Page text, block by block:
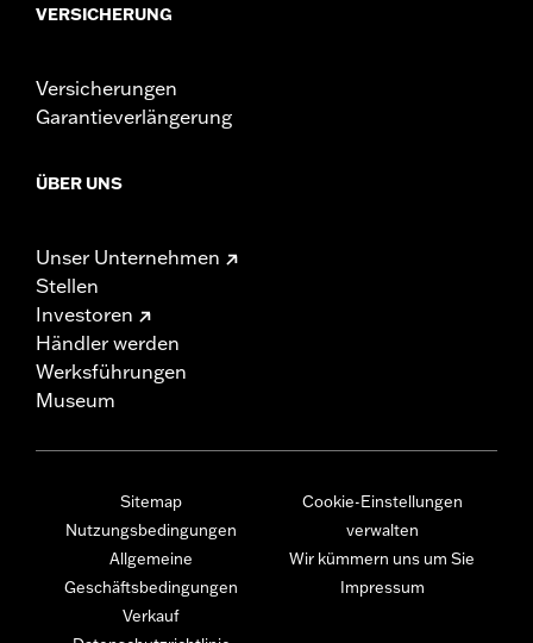
VERSICHERUNG
Versicherungen
Garantieverlängerung
ÜBER UNS
Unser Unternehmen
Stellen
Investoren
Händler werden
Werksführungen
Museum
Sitemap
Nutzungsbedingungen
Allgemeine
Geschäftsbedingungen
Verkauf
Cookie-Einstellungen
verwalten
Wir kümmern uns um Sie
Impressum